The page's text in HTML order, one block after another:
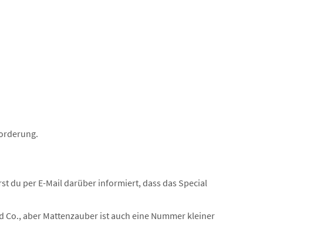
du per E-Mail darüber informiert, dass das Special
Co., aber Mattenzauber ist auch eine Nummer kleiner